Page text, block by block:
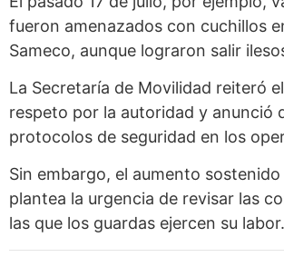
fueron amenazados con cuchillos
Sameco, aunque lograron salir
La Secretaría de Movilidad reiteró
respeto por la autoridad y anunció
protocolos de seguridad en los
Sin embargo, el aumento
plantea la urgencia de revisar las
las que los guardas ejercen su labor.